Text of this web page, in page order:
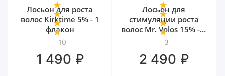
10
Лосьон для роста
волос Kirktime 5% - 1
флакон
1 490 ₽
3
Лосьон для
стимуляции роста
волос Mr. Volos 15% - 1
флакон
2 490 ₽